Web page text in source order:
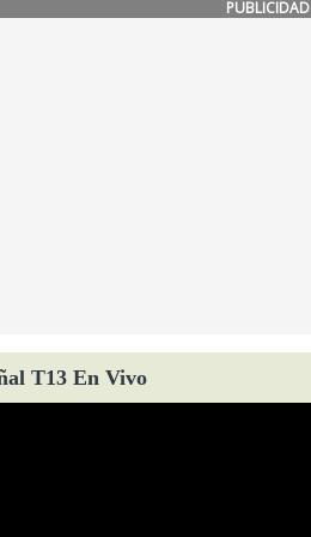
PUBLICIDAD
T13 En Vivo